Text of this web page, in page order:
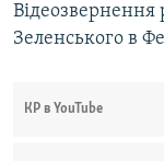
Відеозвернення
Зеленського в
КР в YouTube